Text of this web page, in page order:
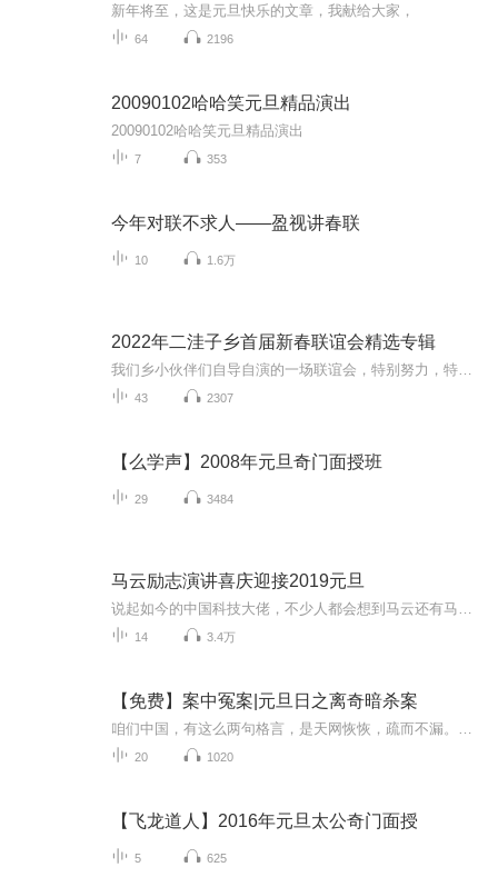
新年将至，这是元旦快乐的文章，我献给大家，
64 2196
20090102哈哈笑元旦精品演出
20090102哈哈笑元旦精品演出
7 353
今年对联不求人——盈视讲春联
10 1.6万
2022年二洼子乡首届新春联谊会精选专辑
43 2307
【么学声】2008年元旦奇门面授班
29 3484
马云励志演讲喜庆迎接2019元旦
14 3.4万
【免费】案中冤案|元旦日之离奇暗杀案
20 1020
【飞龙道人】2016年元旦太公奇门面授
5 625